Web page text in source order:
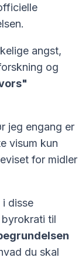
angst,
og
jeg engang er
visum kun
for midler
disse
til
du skal